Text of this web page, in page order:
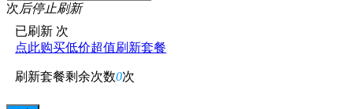
次后停止刷新
已刷新 次
点此购买低价超值刷新套餐
刷新套餐剩余次数0次